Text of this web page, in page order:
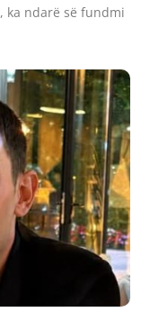
ka ndarë së fundmi